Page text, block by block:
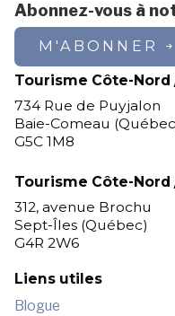
Abonnez-vous à
M'ABONNER
Tourisme Côte-Nord
734 Rue de Puyjalon
Baie-Comeau
G5C 1M8
Tourisme Côte-
312, avenue Brochu
Sept-Îles (Québec)
G4R 2W6
Liens utiles
Blogue